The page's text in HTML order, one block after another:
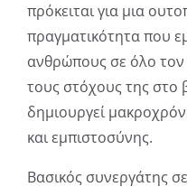
πρόκειται για μια
πραγματικότητα που
ανθρώπους σε όλο τον
τους στόχους της στο
δημιουργεί
και εμπιστοσύνης.
Βασικός συνεργάτης